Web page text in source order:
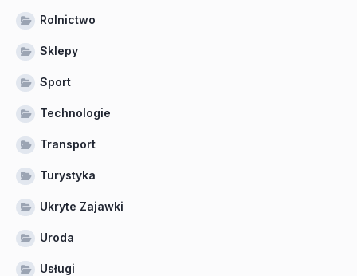
Rolnictwo
Sklepy
Sport
Technologie
Transport
Turystyka
Ukryte Zajawki
Uroda
Usługi